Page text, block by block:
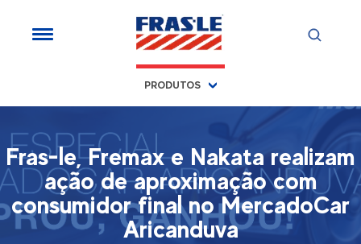
PRODUTOS
Fras-le, Fremax e Nakata realizam
ação de aproximação com
consumidor final no MercadoCar
Aricanduva